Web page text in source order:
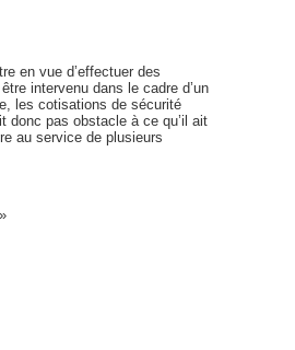
en vue d’effectuer des
intervenu dans le cadre d’un
les cotisations de sécurité
donc pas obstacle à ce qu’il ait
au service de plusieurs